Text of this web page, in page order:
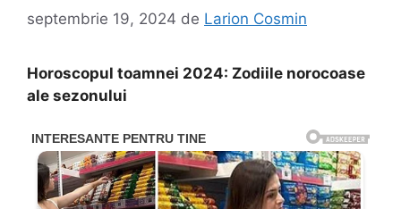
septembrie 19, 2024 de Larion Cosmin
Horoscopul toamnei 2024: Zodiile norocoase
ale sezonului